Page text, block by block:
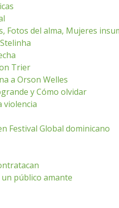
Fotos del alma, Mujeres
Trier
a Orson Welles
y Cómo olvidar
violencia
Festival Global dominicano
público amante